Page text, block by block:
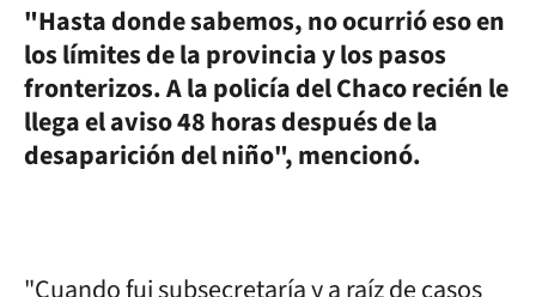
"Hasta donde sabemos, no ocurrió eso en
los límites de la provincia y los pasos
fronterizos. A la policía del Chaco recién le
llega el aviso 48 horas después de la
desaparición del niño", mencionó.